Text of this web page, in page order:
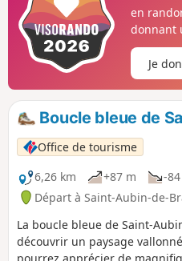
sont à votre disposition. Testé
nouveau le 07/02/2019, la
après le (1) est étroite mais
en
donnant
Je
Boucle bleue de
Office de tourisme
6,26 km
+87 m -
Départ à Saint-Aubin-de-
La boucle bleue de Saint-
découvrir un paysage
pourrez apprécier de